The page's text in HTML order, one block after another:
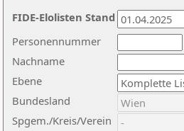
Nachname
Ebene
Personennummer
Bundesland
Spgem./Kreis/Verein
FIDE-Elolisten Stand